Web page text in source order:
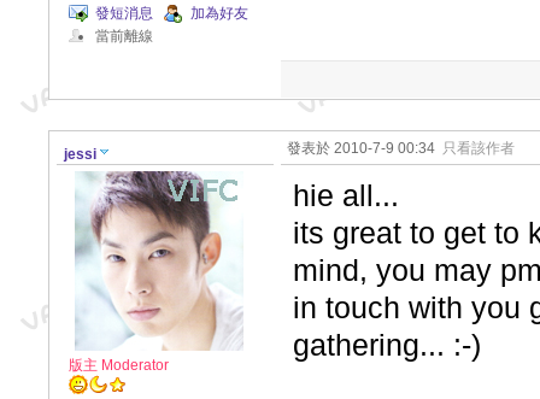
發短消息
加為好友
當前離線
jessi
版主 Moderator
發表於 2010-7-9 00:34 只看該作者
hie all...
its great to get to
mind, you may
in touch with you
gathering... :-)